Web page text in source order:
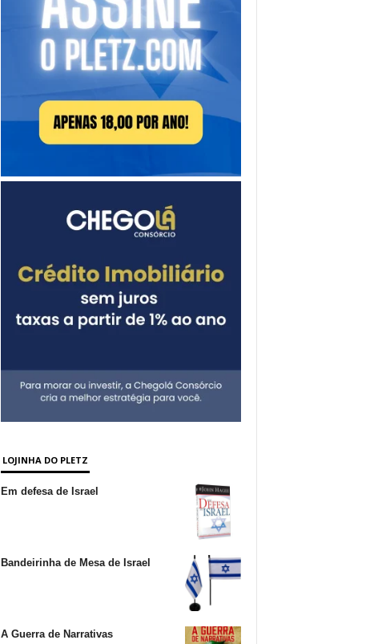
LOJINHA DO PLETZ
Em defesa de Israel
Bandeirinha de Mesa de Israel
A Guerra de Narrativas